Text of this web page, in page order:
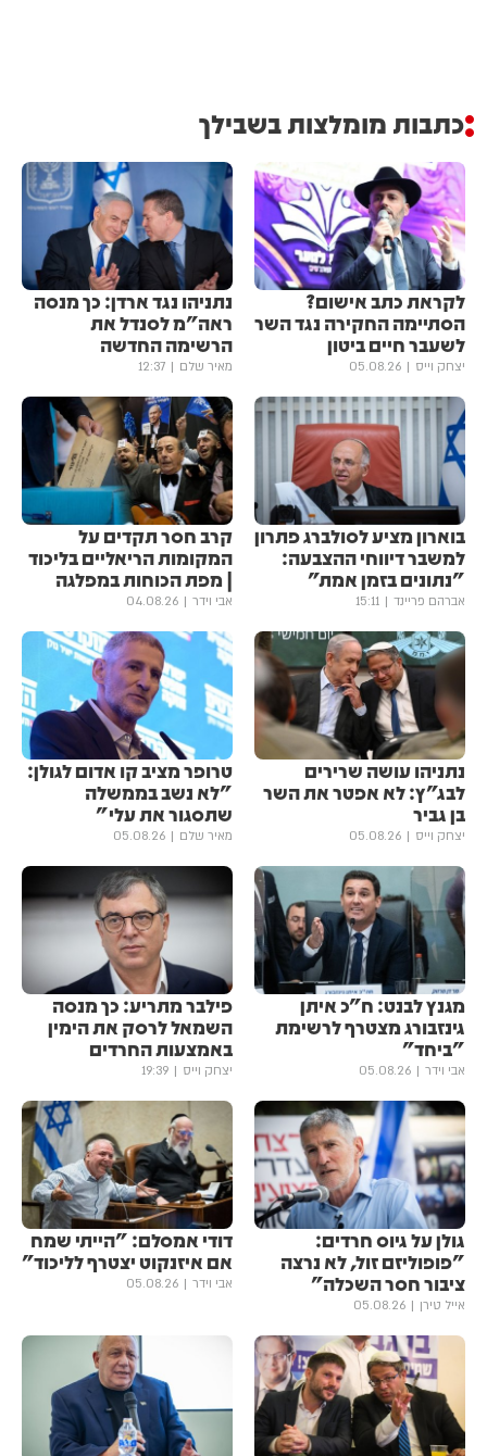
כתבות מומלצות בשבילך
לקראת כתב אישום?
הסתיימה החקירה נגד השר
לשעבר חיים ביטון
יצחק וייס 05.08.26
נתניהו נגד ארדן: כך מנסה
ראה"מ לסנדל את
הרשימה החדשה
מאיר שלם 12:37
בוארון מציע לסולברג פתרון
למשבר דיווחי ההצבעה:
"נתונים בזמן אמת"
אברהם פריינד 15:11
קרב חסר תקדים על
המקומות הריאליים בליכוד
| מפת הכוחות במפלגה
אבי וידר 04.08.26
נתניהו עושה שרירים
לבג"ץ: לא אפטר את השר
בן גביר
יצחק וייס 05.08.26
טרופר מציב קו אדום לגולן:
"לא נשב בממשלה
שתסגור את עלי"
מאיר שלם 05.08.26
מגנץ לבנט: ח"כ איתן
גינזבורג מצטרף לרשימת
"ביחד"
אבי וידר 05.08.26
פילבר מתריע: כך מנסה
השמאל לרסק את הימין
באמצעות החרדים
יצחק וייס 19:39
גולן ‏על גיוס חרדים:
"פופוליזם זול, לא נרצה
ציבור חסר השכלה"
אייל טירן 05.08.26
דודי אמסלם: "הייתי שמח
אם איזנקוט יצטרף לליכוד"
אבי וידר 05.08.26